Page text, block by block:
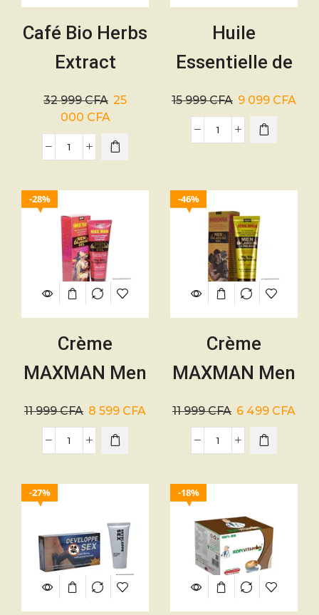
Café Bio Herbs
Extract
Femme – 8
sachets
32 999CFA 25
000 CFA
Huile
Essentielle de
Massage
Intime – Max
Man
15 999CFA 9 099 CFA
28%
Crème
MAXMAN Men
Enlarging Gel
11 999CFA 8 599 CFA
46%
Crème
MAXMAN Men
Enlarging –
Tonifiante –
Masculine
11 999CFA 6 499 CFA
27% 18%